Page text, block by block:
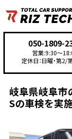
050-1809-
営業:9:30〜
定休日：日曜・第2/
施工事例>車検・点検
岐阜県岐阜市
Sの車検を実